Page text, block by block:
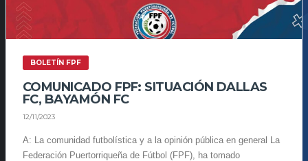
BOLETÍN FPF
COMUNICADO FPF: SITUACIÓN DALLAS
FC, BAYAMÓN FC
12/11/2023
A: La comunidad futbolística y a la opinión pública en general La
Federación Puertorriqueña de Fútbol (FPF), ha tomado